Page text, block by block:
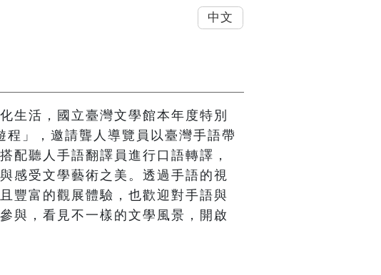
生活，國立臺灣文學館本年度特別
」，邀請聾人導覽員以臺灣手語帶
配聽人手語翻譯員進行口語轉譯，
感受文學藝術之美。透過手語的視
豐富的觀展體驗，也歡迎對手語與
與，看見不一樣的文學風景，開啟